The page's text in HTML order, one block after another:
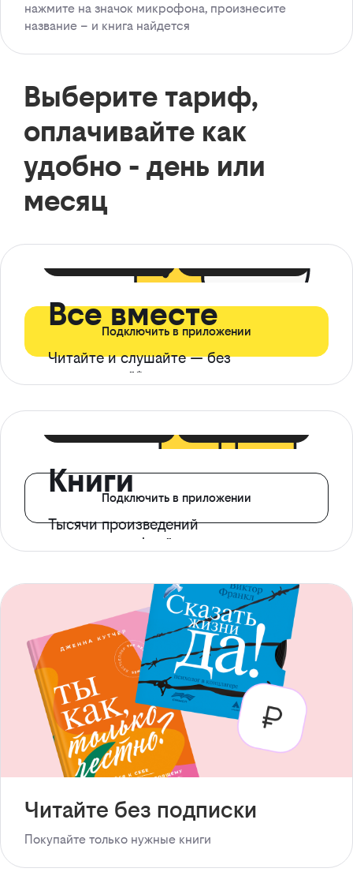
нажмите на значок микрофона, произнесите
название – и книга найдется
Выберите тариф,
оплачивайте как
удобно - день или
месяц
Все вместе
Читайте и слушайте — без
ограничений*
Подключить в приложении
Книги
Тысячи произведений
с доступом офлайн
Подключить в приложении
Читайте без подписки
Покупайте только нужные книги